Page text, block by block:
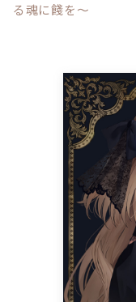
企業
る魂に餞を～